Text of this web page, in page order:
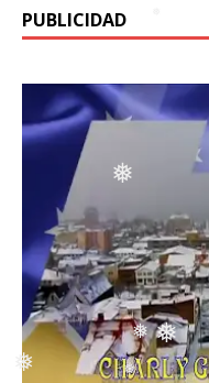
❅
PUBLICIDAD